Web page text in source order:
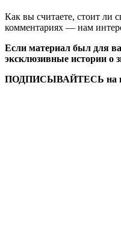
Как вы считаете, стоит ли
комментариях — нам
Если материал был для
эксклюзивные истории о
ПОДПИСЫВАЙТЕСЬ на